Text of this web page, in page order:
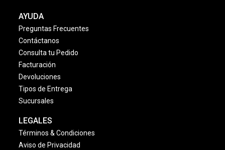
AYUDA
Preguntas Frecuentes
Contáctanos
Consulta tu Pedido
Facturación
Devoluciones
Tipos de Entrega
Sucursales
LEGALES
Términos & Condiciones
Aviso de Privacidad